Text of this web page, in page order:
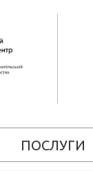
ПОСЛУГИ